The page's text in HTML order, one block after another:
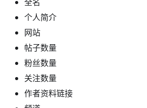
全名
个人简介
网站
帖子数量
粉丝数量
关注数量
作者资料链接